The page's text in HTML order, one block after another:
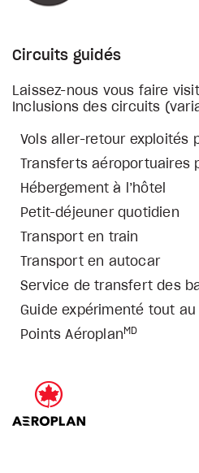
Circuits guidés
Laissez-nous vous faire
Inclusions des circuits
Vols aller-retour exploités
Transferts aéroportuaires
Hébergement à l’hôtel
Petit-déjeuner quotidien
Transport en train
Transport en autocar
Service de transfert des
Guide expérimenté tout
Points Aéroplan MD